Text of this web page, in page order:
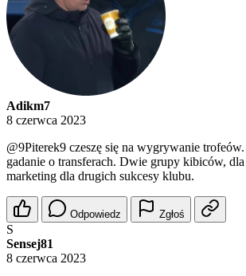
Adikm7
8 czerwca 2023
@9Piterek9 czeszę się na wygrywanie
gadanie o transferach. Dwie grupy kibiców,
marketing dla drugich sukcesy klubu.
Odpowiedz Zgłoś
S
Sensej81
8 czerwca 2023